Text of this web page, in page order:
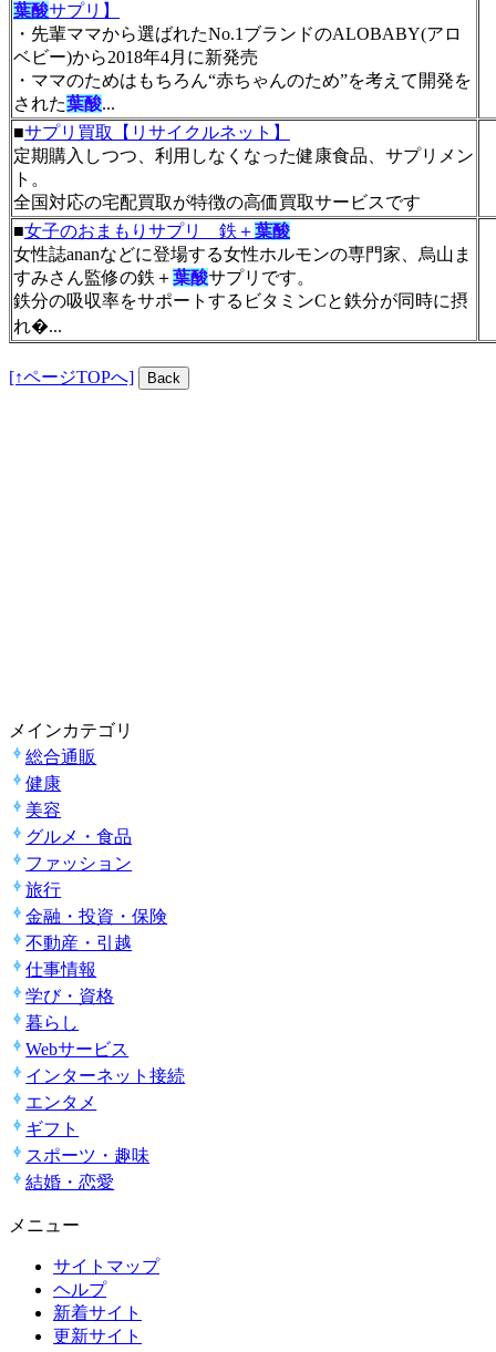
葉酸サプリ】
・先輩ママから選ばれたNo.1ブランドのALOBABY(アロ
ベビー)から2018年4月に新発売
・ママのためはもちろん“赤ちゃんのため”を考えて開発を
された葉酸...
■サプリ買取【リサイクルネット】
定期購入しつつ、利用しなくなった健康食品、サプリメン
ト。
全国対応の宅配買取が特徴の高価買取サービスです
■女子のおまもりサプリ 鉄＋葉酸
女性誌ananなどに登場する女性ホルモンの専門家、烏山ま
すみさん監修の鉄＋葉酸サプリです。
鉄分の吸収率をサポートするビタミンCと鉄分が同時に摂
れ�...
[↑ページTOPへ]
メインカテゴリ
総合通販
健康
美容
グルメ・食品
ファッション
旅行
金融・投資・保険
不動産・引越
仕事情報
学び・資格
暮らし
Webサービス
インターネット接続
エンタメ
ギフト
スポーツ・趣味
結婚・恋愛
メニュー
サイトマップ
ヘルプ
新着サイト
更新サイト